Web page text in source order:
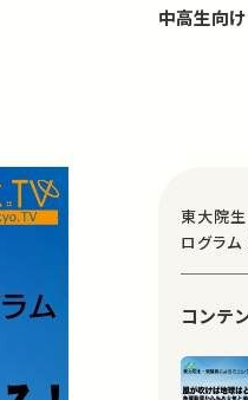
中高生向
東大院生
ログラ
コンテ